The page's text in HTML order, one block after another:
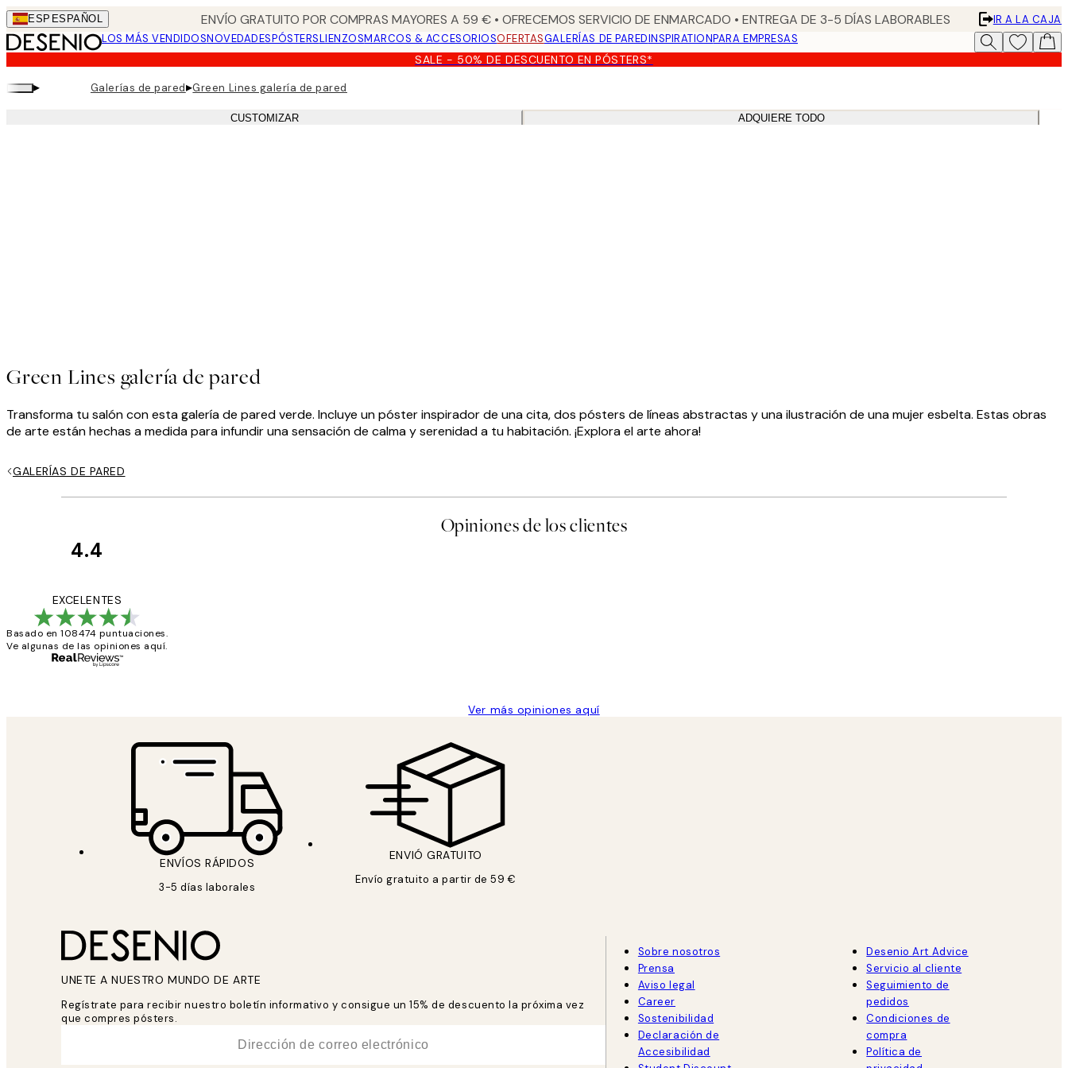
Skip
to
main
content.
ESP ESPAÑOL ENVÍO GRATUITO POR COMPRAS MAYORES A 59 € • OFRECEMOS SERVICIO DE ENMARCADO • ENTREGA DE 3-5 DÍAS LABORABLES
IR A LA CAJA
LOS MÁS VENDIDOSNOVEDADESPÓSTERSLIENZOSMARCOS & ACCESORIOSOFERTASGALERÍAS DE PAREDINSPIRATIONPARA EMPRESAS
SALE - 50% DE DESCUENTO EN PÓSTERS*
▸ Galerías de pared▸Green Lines galería de pared
CUSTOMIZAR ADQUIERE TODO
Green Lines galería de pared
Transforma tu salón con esta galería de pared verde. Incluye un póster inspirador de una cita, dos pósters de líneas abstractas y una ilustración de una mujer esbelta. Estas obras
de arte están hechas a medida para infundir una sensación de calma y serenidad a tu habitación. ¡Explora el arte ahora!
GALERÍAS DE PARED
Opiniones de los clientes
4.4
EXCELENTES
Basado en 108474 puntuaciones.
Ve algunas de las opiniones aquí.
Ver más opiniones aquí
ENVÍOS RÁPIDOS
3-5 días laborales
ENVIÓ GRATUITO
Envío gratuito a partir de 59 €
UNETE A NUESTRO MUNDO DE ARTE
Regístrate para recibir nuestro boletín informativo y consigue un 15% de descuento la próxima vez
que compres pósters.
Sobre nosotros
Prensa
Aviso legal
Career
Sostenibilidad
Declaración de
Accesibilidad
Desenio Art Advice
Servicio al cliente
Seguimiento de
pedidos
Condiciones de
compra
Política de